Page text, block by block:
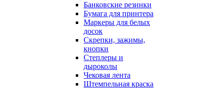
Банковские резинки
Бумага для принтера
Маркеры для белых
досок
Скрепки, зажимы,
кнопки
Степлеры и
дыроколы
Чековая лента
Штемпельная краска